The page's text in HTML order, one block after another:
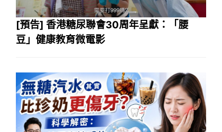
[預告] 香港糖尿聯會30周年呈獻：「腰
豆」健康教育微電影